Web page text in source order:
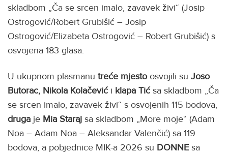
skladbom „Ča se srcen imalo, zavavek živi“ (Josip
Ostrogović/Robert Grubišić – Josip
Ostrogović/Elizabeta Ostrogović – Robert Grubišić) s
osvojena 183 glasa.
U ukupnom plasmanu treće mjestoosvojili su Joso
Butorac, Nikola Kolačević i klapa Tićsa skladbom „Ča
se srcen imalo, zavavek živi“ s osvojenih 115 bodova,
druga je Mia Staraj sa skladbom „More moje“ (Adam
Noa – Adam Noa – Aleksandar Valenčić) sa 119
bodova, a pobjednice MIK-a 2026 su DONNE sa